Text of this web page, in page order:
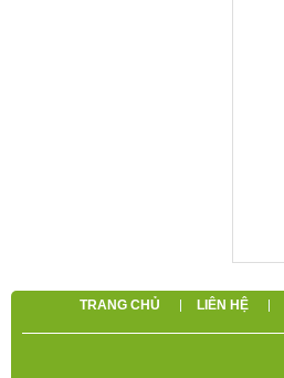
TRANG CHỦ LIÊN HỆ